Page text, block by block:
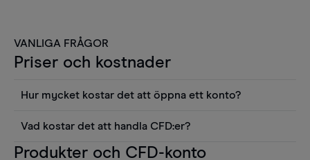
VANLIGA FRÅGOR
Priser och kostnader
Hur mycket kostar det att öppna ett konto?
använda sådana verktyg som diagram, Reuters
Vad kostar det att handla CFD:er?
Det är en rad kostnader att tänka på när man
Produkter och CFD-konto